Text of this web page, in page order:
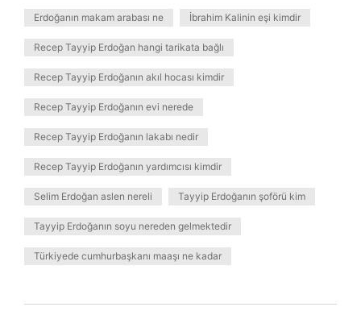
Erdoğanın makam arabası ne İbrahim Kalinin eşi kimdir
Recep Tayyip Erdoğan hangi tarikata bağlı
Recep Tayyip Erdoğanın akıl hocası kimdir
Recep Tayyip Erdoğanın evi nerede
Recep Tayyip Erdoğanın lakabı nedir
Recep Tayyip Erdoğanın yardımcısı kimdir
Selim Erdoğan aslen nereli Tayyip Erdoğanın şoförü kim
Tayyip Erdoğanın soyu nereden gelmektedir
Türkiyede cumhurbaşkanı maaşı ne kadar